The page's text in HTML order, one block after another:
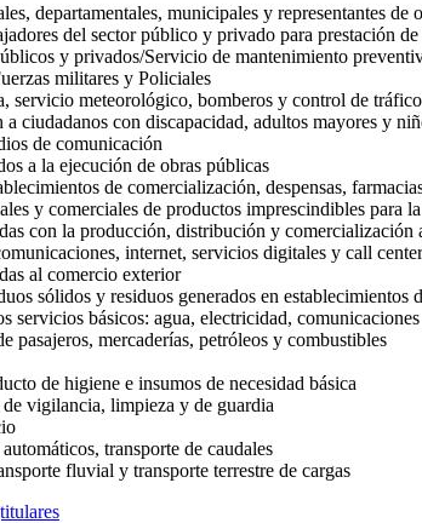
departamentales, municipales y representantes de
del sector público y privado para prestación
y privados/Servicio de mantenimiento
militares y Policiales
meteorológico, bomberos y control de tráfico
ciudadanos con discapacidad, adultos mayores y
de comunicación
a la ejecución de obras públicas
de comercialización, despensas,
y comerciales de productos imprescindibles para
con la producción, distribución y comercialización
internet, servicios digitales y call center
al comercio exterior
sólidos y residuos generados en establecimientos
básicos: agua, electricidad, comunicaciones
pasajeros, mercaderías, petróleos y combustibles
de higiene e insumos de necesidad básica
vigilancia, limpieza y de guardia
transporte de caudales
fluvial y transporte terrestre de cargas